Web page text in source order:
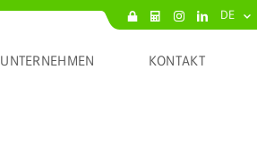
DE
UNTERNEHMEN KONTAKT